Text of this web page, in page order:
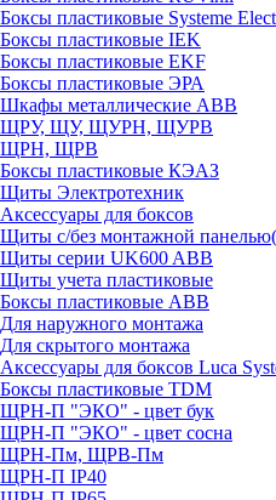
Боксы пластиковые Systeme
Боксы пластиковые IEK
Боксы пластиковые EKF
Боксы пластиковые ЭРА
Шкафы металлические ABB
ЩРУ, ЩУ, ЩУРН, ЩУРВ
ЩРН, ЩРВ
Боксы пластиковые КЭАЗ
Щиты Электротехник
Аксессуары для боксов
Щиты с/без монтажной
Щиты серии UK600 ABB
Щиты учета пластиковые
Боксы пластиковые ABB
Для наружного монтажа
Для скрытого монтажа
Аксессуары для боксов Luca
Боксы пластиковые TDM
ЩРН-П "ЭКО" - цвет бук
ЩРН-П "ЭКО" - цвет сосна
ЩРН-Пм, ЩРВ-Пм
ЩРН-П IP40